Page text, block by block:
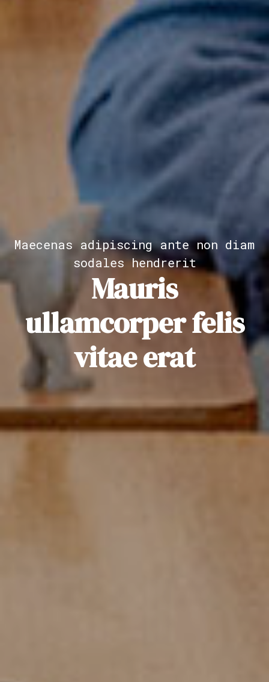
Maecenas adipiscing ante non diam
sodales hendrerit
Mauris
ullamcorper felis
vitae erat